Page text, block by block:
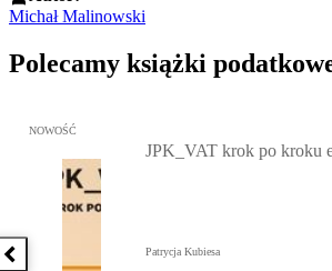
Michał Malinowski
Polecamy książki
Poprzednia książka
Przejdź do: JPK_VAT krok po kroku
NOWOŚĆ
JPK_VAT krok po kroku
Patrycja Kubiesa